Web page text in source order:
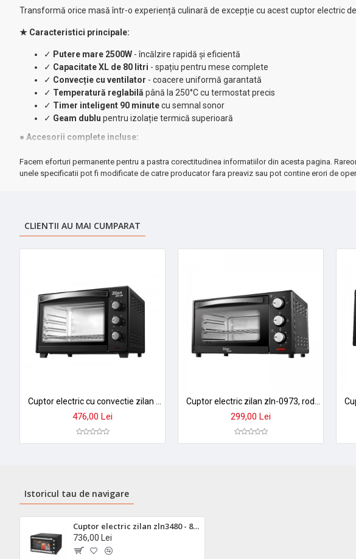
Transformă orice masă într-o experiență culinară de excepție cu acest cuptor electric
★ Caracteristici principale:
✓ Putere mare 2500W - încălzire rapidă și eficientă
✓ Capacitate XL de 80 litri - spațiu pentru mese complete
✓ Convecție cu ventilator - coacere uniformă garantată
✓ Temperatură reglabilă până la 250°C cu termostat precis
✓ Timer inteligent 90 minutecu semnal sonor
✓ Geam dublu pentru izolație termică superioară
● Accesorii complete incluse:
• Grătar metalic Cr-Ni rezistent
• Tavă pătrată profesională (49.5 x 35 x 5 cm)
◆ De ce Zilan ZLN3480?
→ Funcționare sigură și intuitivă
→ Eficiență energetică optimizată
✓ Perfect pentru:fripturi suculente, pizza crocantă, prăjituri aerate, legume la cuptor și
Facem eforturi permanente pentru a pastra corectitudinea informatiilor din acesta pagina.
unele specificatii pot fi modificate de catre producator fara preaviz sau pot contine erori de
CLIENTII AU MAI CUMPARAT
Cuptor electric cu convectie zilan zln-3727, 45l, 2000w, termostat 230°c
476,00 Lei
Cuptor electric zilan zln-0973, rodin, 1200w, 15l, control temperatura 100-230°c, timer 60 min, negru
299,00 Lei
Istoricul tau de navigare
Cuptor electric zilan zln3480 - 80l, 2500w, convectie, timer 90min, termostat 250°c
736,00 Lei